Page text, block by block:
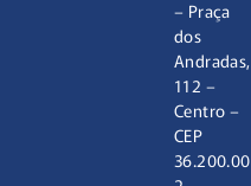
– Praça
dos
Andradas,
112 –
Centro –
CEP
36.200.00